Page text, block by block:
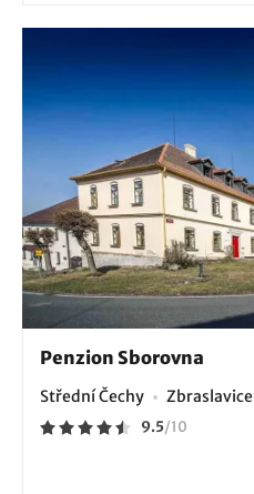
Penzion Sborovna
Střední Čechy Zbraslavice
9.5/10